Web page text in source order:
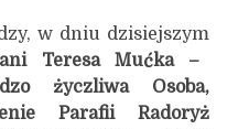
w dniu dzisiejszym
Teresa Mućka –
życzliwa Osoba,
Parafii Radoryż